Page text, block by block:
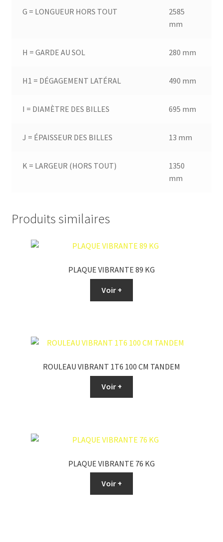
G = LONGUEUR HORS TOUT
2585
mm
H = GARDE AU SOL 280 mm
H1 = DÉGAGEMENT LATÉRAL 490 mm
I = DIAMÈTRE DES BILLES 695 mm
J = ÉPAISSEUR DES BILLES 13 mm
K = LARGEUR (HORS TOUT)
1350
mm
Produits similaires
PLAQUE VIBRANTE 89 KG
Voir +
ROULEAU VIBRANT 1T6 100 CM TANDEM
Voir +
PLAQUE VIBRANTE 76 KG
Voir +